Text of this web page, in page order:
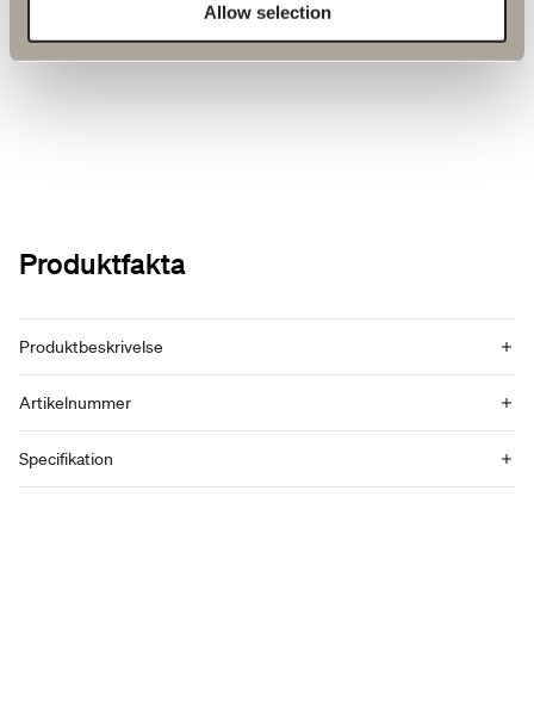
Allow selection
Produktfakta
Produktbeskrivelse
Artikelnummer
Specifikation